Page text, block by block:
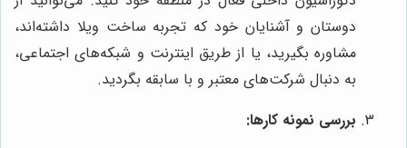
دوستان و آشنایان خود که تجربه ساخت ویلا داشته‌اند،
مشاوره بگیرید، یا از طریق اینترنت و شبکه‌های اجتماعی،
به دنبال شرکت‌های معتبر و با سابقه بگردید.
بررسی نمونه کارها: